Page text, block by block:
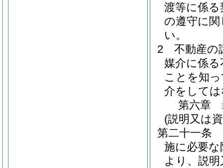
渡等に係
の遵守に
い。
2
不動産の
媒介に係
ことを知
介をして
第六章
(説明又は
第二十一条
施に必要
より、説